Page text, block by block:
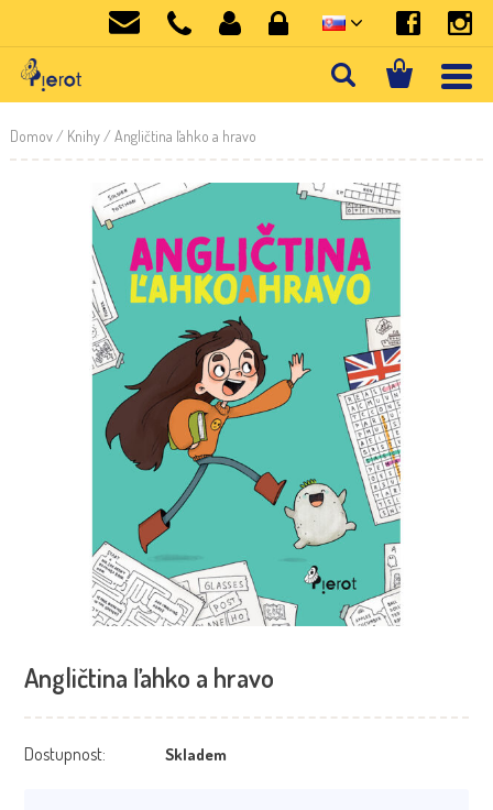
Domov/ Knihy/ Angličtina ľahko a hravo
Angličtina ľahko a hravo
Dostupnost: Skladem